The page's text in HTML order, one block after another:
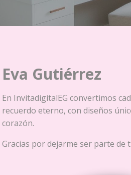
Eva Gutiérrez
En InvitadigitalEG convertimos
recuerdo eterno, con diseños
corazón.
Gracias por dejarme ser parte de